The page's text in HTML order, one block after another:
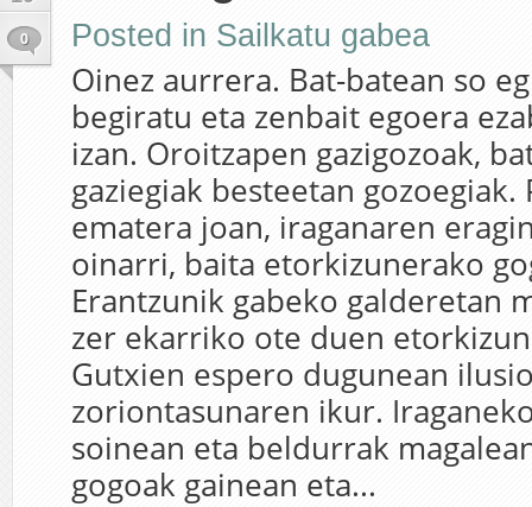
0 Posted in Sailkatu gabea
Oinez aurrera. Bat-batean so
begiratu eta zenbait egoera
izan. Oroitzapen gazigozoak,
gaziegiak besteetan gozoegiak.
ematera joan, iraganaren
oinarri, baita etorkizunerako
Erantzunik gabeko galderetan
zer ekarriko ote duen
Gutxien espero dugunean
zoriontasunaren ikur.
soinean eta beldurrak
gogoak gainean eta...